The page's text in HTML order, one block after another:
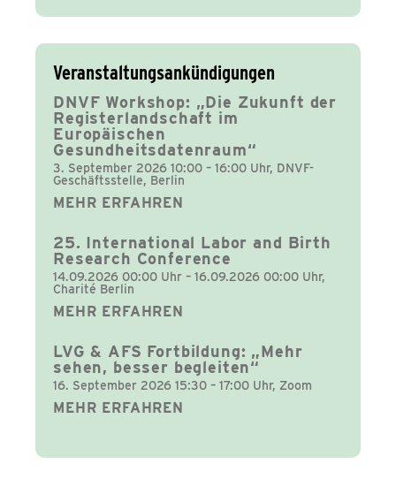
Veranstaltungsankündigungen
DNVF Workshop: „Die Zukunft der
Registerlandschaft im
Europäischen
Gesundheitsdatenraum“
3. September 2026 10:00 – 16:00 Uhr, DNVF-
Geschäftsstelle, Berlin
MEHR ERFAHREN
25. International Labor and Birth
Research Conference
14.09.2026 00:00 Uhr – 16.09.2026 00:00 Uhr,
Charité Berlin
MEHR ERFAHREN
LVG & AFS Fortbildung: „Mehr
sehen, besser begleiten“
16. September 2026 15:30 – 17:00 Uhr, Zoom
MEHR ERFAHREN